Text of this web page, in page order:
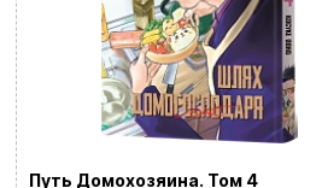
Путь Домохозяина. Том 4